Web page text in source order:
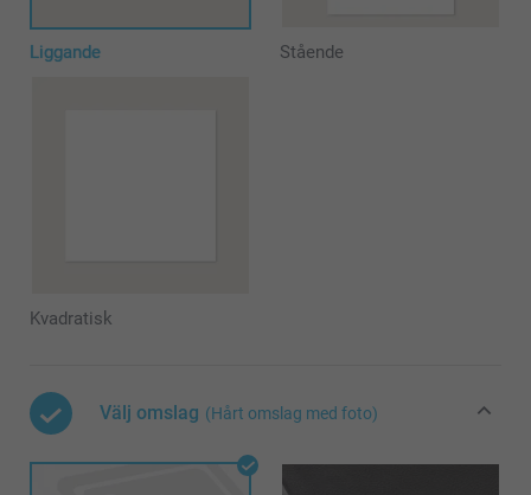
Liggande Stående
Kvadratisk
Välj omslag (Hårt omslag med foto)